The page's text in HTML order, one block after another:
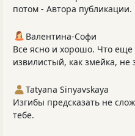
потом - Автора
Валентина-Софи
Все ясно и хорошо. Что еще
извилистый, как змейка, не
Tatyana Sinyavskaya
Изгибы предсказать не
тебе.